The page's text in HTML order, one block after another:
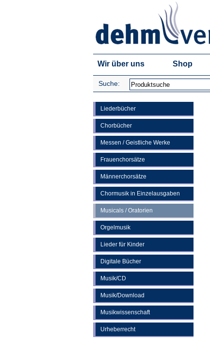
Wir über uns Shop
Suche:
Liederbücher
Chorbücher
Messen / Geistliche Werke
Frauenchorsätze
Männerchorsätze
Chormusik in Einzelausgaben
Musicals / Oratorien
Orgelmusik
Lieder für Kinder
Digitale Bücher
Musik/CD
Musik/Download
Musikwissenschaft
Urheberrecht